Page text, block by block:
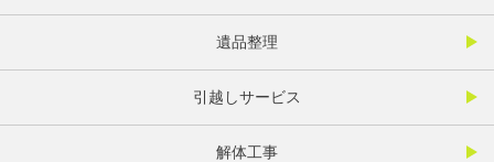
遺品整理
引越しサービス
解体工事